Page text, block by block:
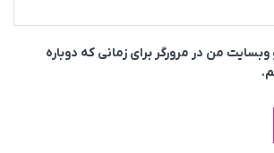
وبسایت من در مرورگر برای زمانی که دوباره